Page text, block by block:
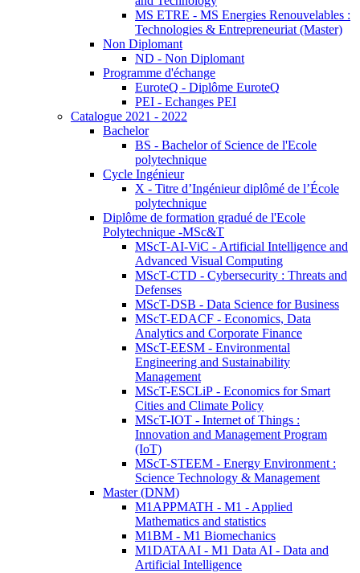
MS ETRE - MS Energies Renouvelables :
Technologies & Entrepreneuriat (Master)
Non Diplomant
ND - Non Diplomant
Programme d'échange
EuroteQ - Diplôme EuroteQ
PEI - Echanges PEI
Catalogue 2021 - 2022
Bachelor
BS - Bachelor of Science de l'Ecole
polytechnique
Cycle Ingénieur
X - Titre d’Ingénieur diplômé de l’École
polytechnique
Diplôme de formation gradué de l'Ecole
Polytechnique -MSc&T
MScT-AI-ViC - Artificial Intelligence and
Advanced Visual Computing
MScT-CTD - Cybersecurity : Threats and
Defenses
MScT-DSB - Data Science for Business
MScT-EDACF - Economics, Data
Analytics and Corporate Finance
MScT-EESM - Environmental
Engineering and Sustainability
Management
MScT-ESCLiP - Economics for Smart
Cities and Climate Policy
MScT-IOT - Internet of Things :
Innovation and Management Program
(IoT)
MScT-STEEM - Energy Environment :
Science Technology & Management
Master (DNM)
M1APPMATH - M1 - Applied
Mathematics and statistics
M1BM - M1 Biomechanics
M1DATAAI - M1 Data AI - Data and
Artificial Intelligence